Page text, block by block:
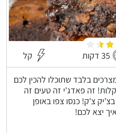
35 דקות קל
שוקולד נוטלה מ-5 מצרכים בלבד שתוכלו להכין לכם
זה פאדג'י זה טעים זה
צ'ק! כנסו צפו באופן
יצא לכם!